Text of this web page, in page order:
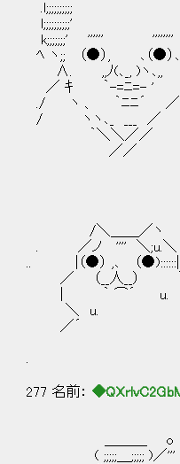
.l;;;;;;;;;; ;;;;;;;l
l;;;;;;;;;;'
k;;;;;;;' '''''' ''''''''
ﾍ ヽ;; （●）, ､（●）､
∧. ,,ﾉ(､_, )ヽ､,,
／ ｷ ｀-=ﾆ=- ' /
./ ヽ 、 ｀ﾆﾆ´
/ ヽヽ､_ ___
｀＼＼／／
／／
/＼＿＿／ヽ
. ／ノ '''' ＼;u.＼
.. |（●） ,､ （●)::::::|
／ （__人__
| ｀ ⌒´ u.
＼ u.
／´
277 名前：
＿＿＿ o
( ;;;;;＿;;;;; )／'''